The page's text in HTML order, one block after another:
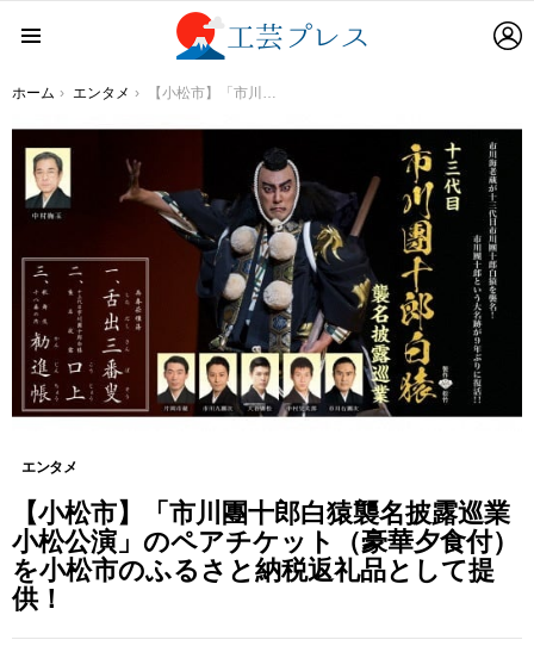
You are here:
ホーム エンタメ 【小松市】「市川團十郎白猿襲名披露巡業 小松公演」のペアチケット（豪華夕食付）を小松市のふるさと納税返礼品として提供！
エンタメ
【小松市】「市川團十郎白猿襲名披露巡業
小松公演」のペアチケット（豪華夕食付）
を小松市のふるさと納税返礼品として提
供！